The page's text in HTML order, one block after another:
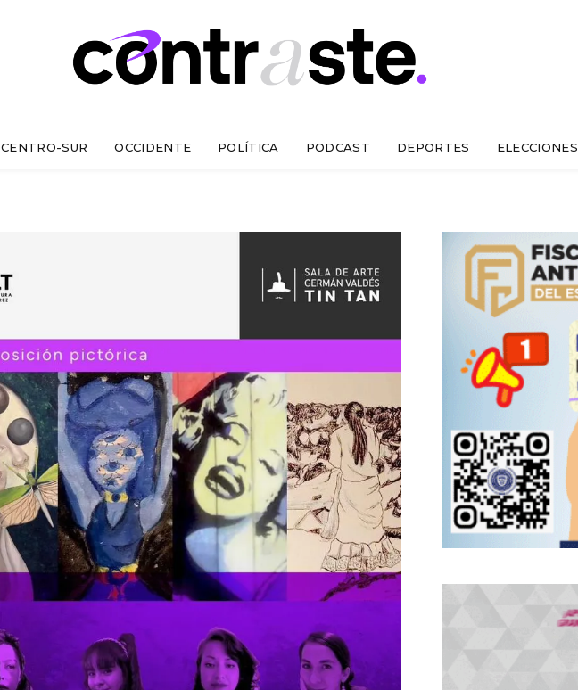
CENTRO-SUR OCCIDENTE POLÍTICA PODCAST DEPORTES ELECCIONES